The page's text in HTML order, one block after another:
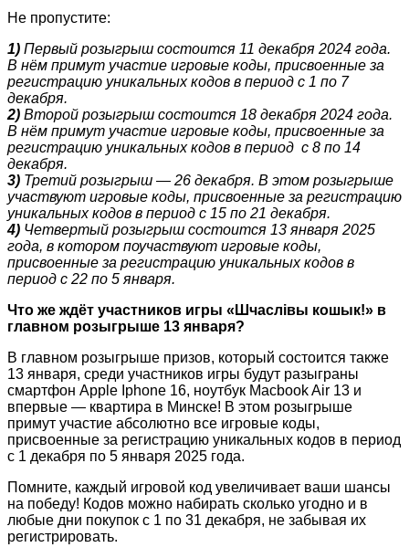
Не пропустите:
1) Первый розыгрыш состоится 11 декабря 2024 года.
В нём примут участие игровые коды, присвоенные за
регистрацию уникальных кодов в период с 1 по 7
декабря.
2) Второй розыгрыш состоится 18 декабря 2024 года.
В нём примут участие игровые коды, присвоенные за
регистрацию уникальных кодов в период с 8 по 14
декабря.
3) Третий розыгрыш — 26 декабря. В этом розыгрыше
участвуют игровые коды, присвоенные за регистрацию
уникальных кодов в период с 15 по 21 декабря.
4) Четвертый розыгрыш состоится 13 января 2025
года, в котором поучаствуют игровые коды,
присвоенные за регистрацию уникальных кодов в
период с 22 по 5 января.
Что же ждёт участников игры «Шчаслiвы кошык!» в
главном розыгрыше 13 января?
В главном розыгрыше призов, который состоится также
13 января, среди участников игры будут разыграны
смартфон Apple Iphone 16, ноутбук Macbook Air 13 и
впервые — квартира в Минске! В этом розыгрыше
примут участие абсолютно все игровые коды,
присвоенные за регистрацию уникальных кодов в период
с 1 декабря по 5 января 2025 года.
Помните, каждый игровой код увеличивает ваши шансы
на победу! Кодов можно набирать сколько угодно и в
любые дни покупок с 1 по 31 декабря, не забывая их
регистрировать.